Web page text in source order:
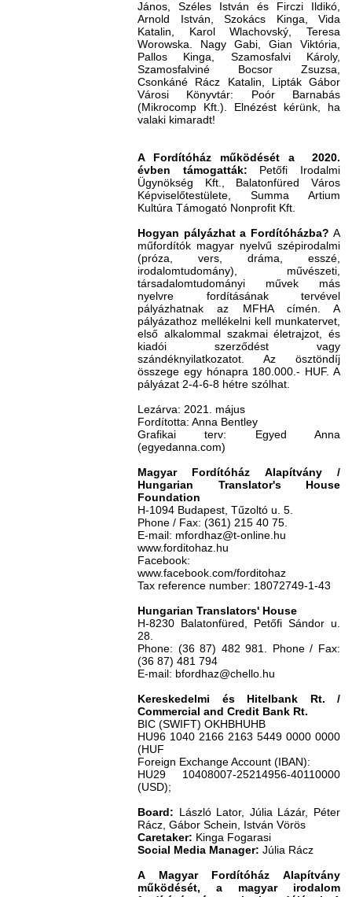
János, Széles István és Firczi Ildikó,
Arnold István, Szokács Kinga, Vida
Katalin, Karol Wlachovský, Teresa
Worowska. Nagy Gabi, Gian Viktória,
Pallos Kinga, Szamosfalvi Károly,
Szamosfalviné Bocsor Zsuzsa,
Csonkáné Rácz Katalin, Lipták Gábor
Városi Könyvtár: Poór Barnabás
(Mikrocomp Kft.). Elnézést kérünk, ha
valaki kimaradt!
A Fordítóház működését a 2020.
évben támogatták: Petőfi Irodalmi
Ügynökség Kft., Balatonfüred Város
Képviselőtestülete, Summa Artium
Kultúra Támogató Nonprofit Kft.
Hogyan pályázhat a Fordítóházba? A
műfordítók magyar nyelvű szépirodalmi
(próza, vers, dráma, esszé,
irodalomtudomány), művészeti,
társadalomtudományi művek más
nyelvre fordításának tervével
pályázhatnak az MFHA címén. A
pályázathoz mellékelni kell munkatervet,
első alkalommal szakmai életrajzot, és
kiadói szerződést vagy
szándéknyilatkozatot. Az ösztöndíj
összege egy hónapra 180.000.- HUF. A
pályázat 2-4-6-8 hétre szólhat.
Lezárva: 2021. május
Fordította: Anna Bentley
Grafikai terv: Egyed Anna
(egyedanna.com)
Magyar Fordítóház Alapítvány /
Hungarian Translator's House
Foundation
H-1094 Budapest, Tűzoltó u. 5.
Phone / Fax: (361) 215 40 75.
E-mail: mfordhaz@t-online.hu
www.forditohaz.hu
Facebook:
www.facebook.com/forditohaz
Tax reference number: 18072749-1-43
Hungarian Translators' House
H-8230 Balatonfüred, Petőfi Sándor u.
28.
Phone: (36 87) 482 981. Phone / Fax:
(36 87) 481 794
E-mail: bfordhaz@chello.hu
Kereskedelmi és Hitelbank Rt. /
Commercial and Credit Bank Rt.
BIC (SWIFT) OKHBHUHB
HU96 1040 2166 2163 5449 0000 0000
(HUF
Foreign Exchange Account (IBAN):
HU29 10408007-25214956-40110000
(USD);
Board: László Lator, Júlia Lázár, Péter
Rácz, Gábor Schein, István Vörös
Caretaker: Kinga Fogarasi
Social Media Manager: Júlia Rácz
A Magyar Fordítóház Alapítvány
működését, a magyar irodalom